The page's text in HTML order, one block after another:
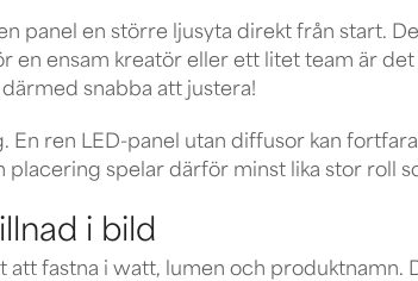
panel en större ljusyta direkt från start.
en ensam kreatör eller ett litet team är
snabba att justera!
En ren LED-panel utan diffusor kan
placering spelar därför minst lika stor roll
i bild
att fastna i watt, lumen och produktnamn.